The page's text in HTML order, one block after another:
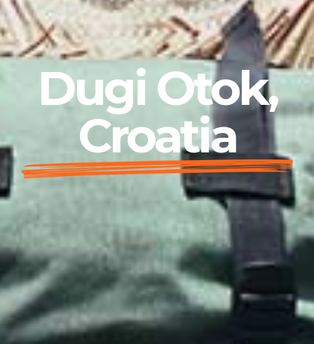
Dugi Otok,
Croatia